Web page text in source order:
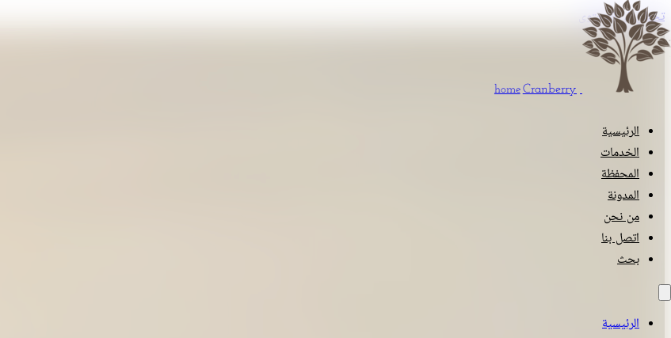
تخطي إلى المحتوى
Cranberry
home
الرئيسية
الخدمات
المحفظة
المدونة
من نحن
اتصل بنا
بحث
الرئيسية